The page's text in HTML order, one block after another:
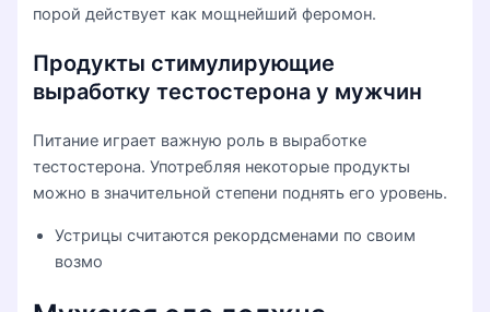
порой действует как мощнейший феромон.
Продукты стимулирующие
выработку тестостерона у мужчин
Питание играет важную роль в выработке
тестостерона. Употребляя некоторые продукты
можно в значительной степени поднять его уровень.
Устрицы считаются рекордсменами по своим
возмо